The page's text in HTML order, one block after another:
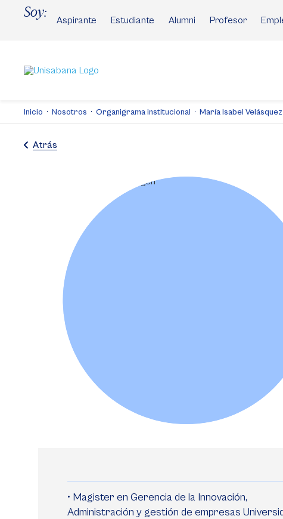
Soy:
Aspirante Estudiante Alumni Profesor
Inicio Nosotros Organigrama institucional María Isabel
Atrás
• Magister en Gerencia de la Innovación,
Administración y gestión de empresas